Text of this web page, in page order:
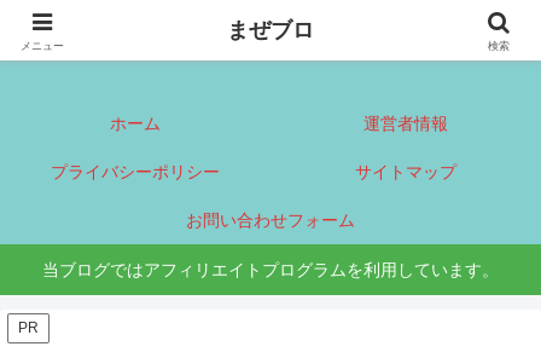
まぜブロ
ホーム 運営者情報
プライバシーポリシー サイトマップ
お問い合わせフォーム
当ブログではアフィリエイトプログラムを利用しています。
PR
メニュー
まぜブロ
検索